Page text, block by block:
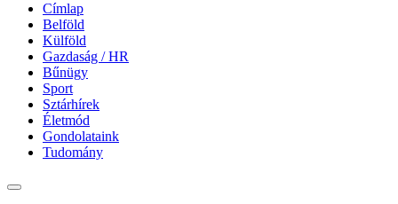
Címlap
Belföld
Külföld
Gazdaság / HR
Bűnügy
Sport
Sztárhírek
Életmód
Gondolataink
Tudomány